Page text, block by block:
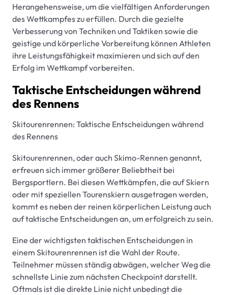
Herangehensweise, um die vielfältigen Anforderungen
des Wettkampfes zu erfüllen. Durch die gezielte
Verbesserung von Techniken und Taktiken sowie die
geistige und körperliche Vorbereitung können Athleten
ihre Leistungsfähigkeit maximieren und sich auf den
Erfolg im Wettkampf vorbereiten.
Taktische Entscheidungen während
des Rennens
Skitourenrennen: Taktische Entscheidungen während
des Rennens
Skitourenrennen, oder auch Skimo-Rennen genannt,
erfreuen sich immer größerer Beliebtheit bei
Bergsportlern. Bei diesen Wettkämpfen, die auf Skiern
oder mit speziellen Tourenskiern ausgetragen werden,
kommt es neben der reinen körperlichen Leistung auch
auf taktische Entscheidungen an, um erfolgreich zu sein.
Eine der wichtigsten taktischen Entscheidungen in
einem Skitourenrennen ist die Wahl der Route.
Teilnehmer müssen ständig abwägen, welcher Weg die
schnellste Linie zum nächsten Checkpoint darstellt.
Oftmals ist die direkte Linie nicht unbedingt die